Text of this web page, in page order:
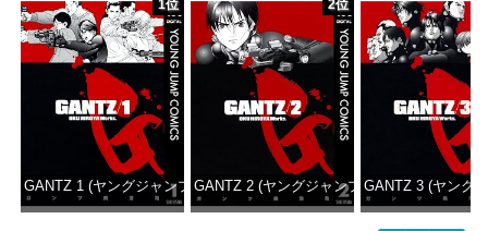
1位
GANTZ 1 (ヤングジャンプコミックスDIGITAL)
2位
GANTZ 2 (ヤングジャンプコミックス
GANTZ 3 (ヤング